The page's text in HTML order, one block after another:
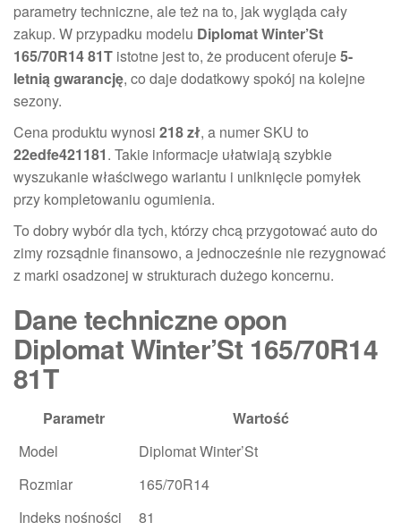
parametry techniczne, ale też na to, jak wygląda cały
zakup. W przypadku modelu Diplomat Winter’St
165/70R14 81T istotne jest to, że producent oferuje5-
letnią gwarancję, co daje dodatkowy spokój na kolejne
sezony.
Cena produktu wynosi 218 zł, a numer SKU to
22edfe421181. Takie informacje ułatwiają szybkie
wyszukanie właściwego wariantu i uniknięcie pomyłek
przy kompletowaniu ogumienia.
To dobry wybór dla tych, którzy chcą przygotować auto do
zimy rozsądnie finansowo, a jednocześnie nie rezygnować
z marki osadzonej w strukturach dużego koncernu.
Dane techniczne opon
Diplomat Winter’St 165/70R14
81T
Parametr
Wartość
Model
Diplomat Winter’St
Rozmiar
165/70R14
Indeks nośności
81